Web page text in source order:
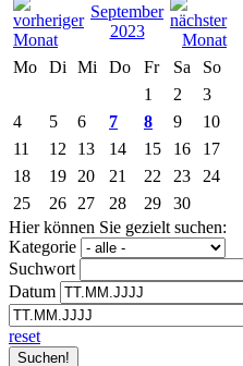
September
2023
Mo
Di Mi Do Fr Sa
So
1
2
3
4
5 6 7 8 9
10
11
12 13 14 15 16
17
18
19 20 21 22 23
24
25
26 27 28 29
30
Hier können Sie gezielt suchen:
Kategorie
Suchwort
Datum
reset